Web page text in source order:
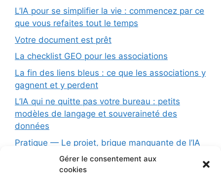
Gérer le consentement aux
cookies
L’IA pour se simplifier la vie : commencez par ce
que vous refaites tout le temps
Votre document est prêt
La checklist GEO pour les associations
La fin des liens bleus : ce que les associations y
gagnent et y perdent
L’IA qui ne quitte pas votre bureau : petits
modèles de langage et souveraineté des
données
Pratique — Le projet, brique manquante de l’IA
conversationnelle
Formation (1 jour): L’Intelligence Artificielle au